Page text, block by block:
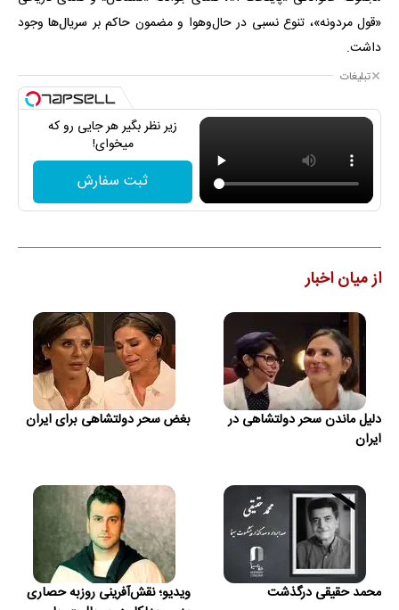
«قول مردونه»، تنوع نسبی در حال‌وهوا و مضمون حاکم بر سریال‌ها وجود
داشت.
تبلیغات
زیر نظر بگیر هر جایی رو که
میخوای!
ثبت سفارش
از میان اخبار
دلیل ماندن سحر دولتشاهی در
ایران
بغض سحر دولتشاهی برای ایران
محمد حقیقی درگذشت
ویدیو؛ نقش‌آفرینی روزبه حصاری